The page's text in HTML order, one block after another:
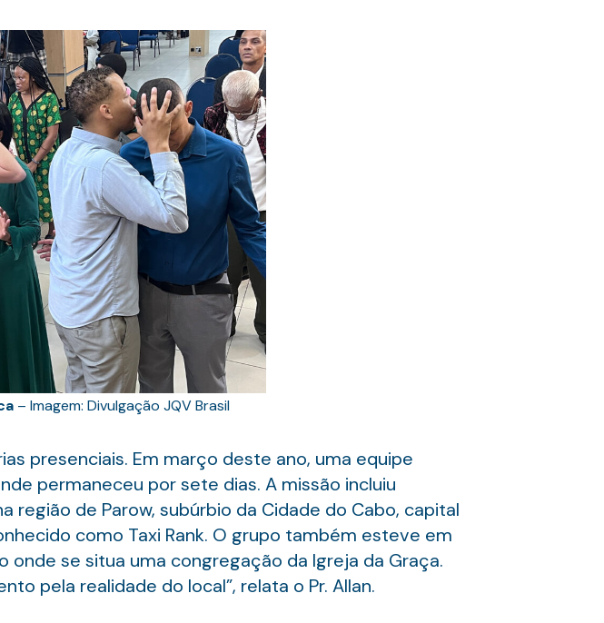
– Imagem: Divulgação JQV Brasil
presenciais. Em março deste ano, uma equipe
permaneceu por sete dias. A missão incluiu
região de Parow, subúrbio da Cidade do Cabo, capital
como Taxi Rank. O grupo também esteve em
onde se situa uma congregação da Igreja da Graça.
pela realidade do local”, relata o Pr. Allan.